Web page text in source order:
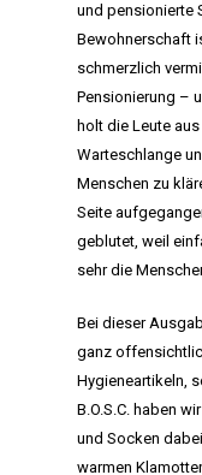
und pensionierte
Bewohnerschaft
schmerzlich
Pensionierung –
holt die Leute
Warteschlange
Menschen zu
Seite
geblutet, weil
sehr die
Bei dieser
ganz
Hygieneartikeln,
B.O.S.C. haben
und Socken
warmen